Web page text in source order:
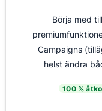
Börja med
Campaigns
helst ändra
100 %